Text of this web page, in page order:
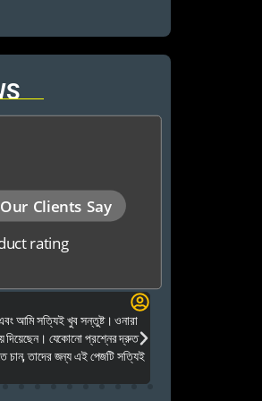
Clients Say
rating
আমি সত্যিই খুব সন্তুষ্ট। ওনারা
দিয়েছেন। যেকোনো প্রশ্নের দ্রুত
চান, তাদের জন্য এই পেজটি সত্যিই